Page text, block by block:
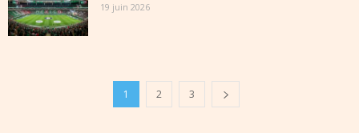
19 juin 2026
1 2 3